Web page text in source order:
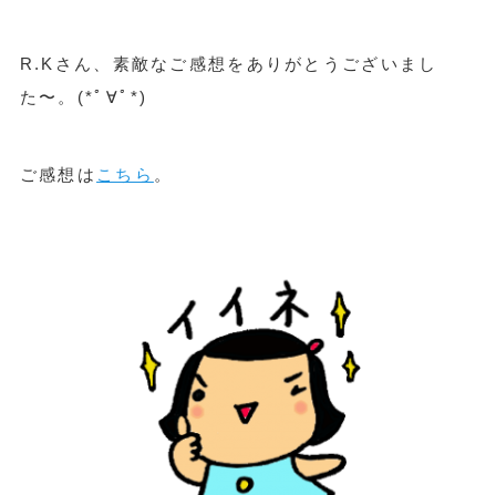
R.Kさん、素敵なご感想をありがとうございまし
た〜。(*ﾟ∀ﾟ*)
ご感想は こちら 。